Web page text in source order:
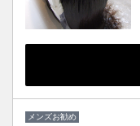
メンズお勧め